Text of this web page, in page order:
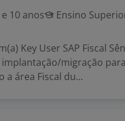
10 anos
Ensino
Key User SAP Fiscal
migração para
a área Fiscal du...